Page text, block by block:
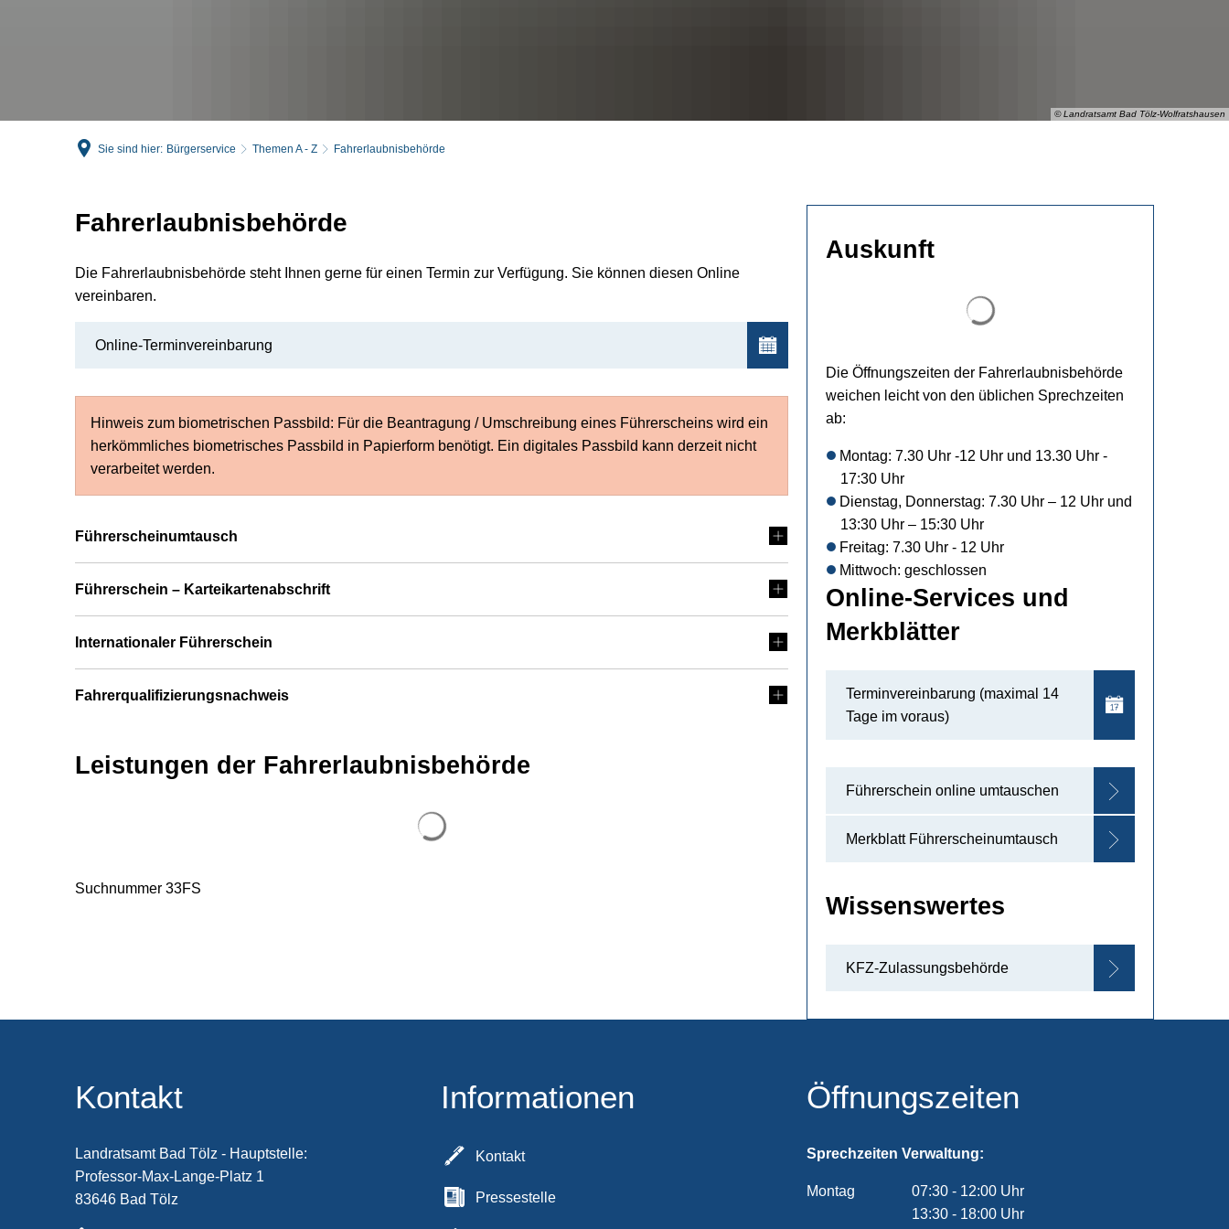
© Landratsamt Bad Tölz-Wolfratshausen
Sie sind hier: Bürgerservice Themen A - Z Fahrerlaubnisbehörde
Fahrerlaubnisbehörde
Die Fahrerlaubnisbehörde steht Ihnen gerne für einen Termin zur Verfügung. Sie können diesen Online
vereinbaren.
Online-Terminvereinbarung
Hinweis zum biometrischen Passbild: Für die Beantragung / Umschreibung eines Führerscheins wird ein
herkömmliches biometrisches Passbild in Papierform benötigt. Ein digitales Passbild kann derzeit nicht
verarbeitet werden.
Führerscheinumtausch
Führerschein – Karteikartenabschrift
Internationaler Führerschein
Fahrerqualifizierungsnachweis
Leistungen der Fahrerlaubnisbehörde
Suchnummer 33FS
Auskunft
Die Öffnungszeiten der Fahrerlaubnisbehörde
weichen leicht von den üblichen Sprechzeiten
ab:
Montag: 7.30 Uhr -12 Uhr und 13.30 Uhr -
17:30 Uhr
Dienstag, Donnerstag: 7.30 Uhr – 12 Uhr und
13:30 Uhr – 15:30 Uhr
Freitag: 7.30 Uhr - 12 Uhr
Mittwoch: geschlossen
Online-Services und
Merkblätter
Terminvereinbarung (maximal 14
Tage im voraus)
Führerschein online umtauschen
Merkblatt Führerscheinumtausch
Wissenswertes
KFZ-Zulassungsbehörde
Kontakt
Landratsamt Bad Tölz - Hauptstelle:
Professor-Max-Lange-Platz 1
83646 Bad Tölz
Informationen
Kontakt
Pressestelle
Öffnungszeiten
Sprechzeiten Verwaltung:
Montag 07:30 - 12:00 Uhr
Von 07:30 bis 12:00 Uhr
13:30 - 18:00 Uhr